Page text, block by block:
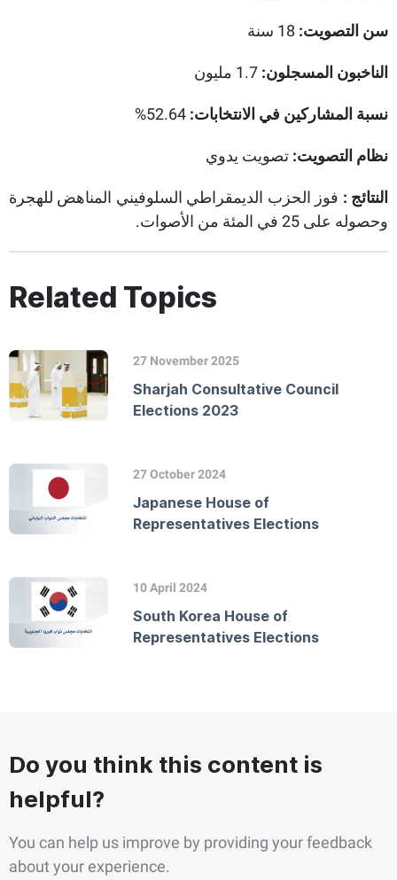
سن التصويت:
الناخبون المسجلون:
نسبة المشاركين في الانتخابات:
نظام التصويت: تصويت يدوي
النتائج : فوز الحزب الديمقراطي السلوفيني المناهض للهجرة
وحصوله على 25 في المئة من الأصوات.
Related Topics
27 November 2025
Sharjah Consultative Council
Elections 2023
27 October 2024
Japanese House of
Representatives Elections
10 April 2024
South Korea House of
Representatives Elections
Do you think this content is
helpful?
You can help us improve by providing your feedback
about your experience.